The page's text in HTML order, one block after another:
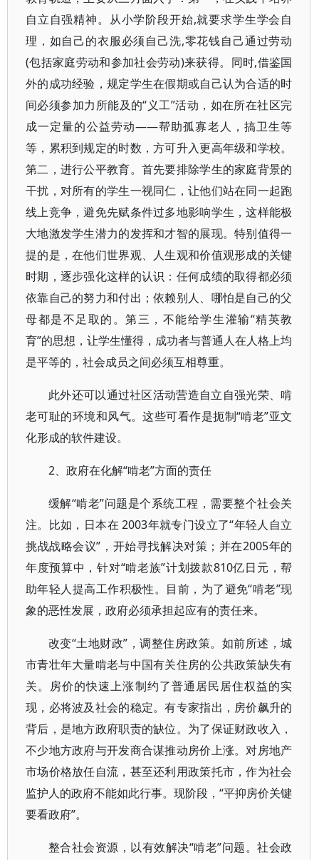
自立自强精神。从小学阶段开始,就要求学生学会自
理，如自己的衣服必须自己洗,零花钱自己通过劳动
(包括家庭劳动和参加社会劳动)来获得。同时,借鉴国
外的成功经验，规定学生在假期或自己认为合适的时
间必须参加力所能及的“义工”活动，如在所在社区完
成一定量的公益劳动――帮助孤寡老人，搞卫生等
等，累积到规定的时数，方可升入更高年级和学校。
第二，进行公平教育。首先要排除学生的家庭背景的
干扰，对所有的学生一视同仁，让他们站在同一起跑
线上竞争，避免先赋条件过多地影响学生，这样能极
大地激发学生潜力的发挥和才智的展现。特别值得一
提的是，在他们世界观、人生观和价值观形成的关键
时期，逐步强化这样的认识：任何成绩的取得都必须
依靠自己的努力和付出；依赖别人、哪怕是自己的父
母都是不足取的。第三，不能给学生灌输“精英教
育”的思想，让学生懂得，成功者与普通人在人格上均
是平等的，社会成员之间必须互相尊重。
此外还可以通过社区活动营造自立自强光荣、啃
老可耻的环境和风气。这些可看作是扼制“啃老”亚文
化形成的软件建设。
2、政府在化解“啃老”方面的责任
缓解“啃老”问题是个系统工程，需要整个社会关
注。比如，日本在 2003年就专门设立了“年轻人自立
挑战战略会议”，开始寻找解决对策；并在2005年的
年度预算中，针对“啃老族”计划拨款810亿日元，帮
助年轻人提高工作积极性。目前，为了避免“啃老”现
象的恶性发展，政府必须承担起应有的责任来。
改变“土地财政”，调整住房政策。如前所述，城
市青壮年大量啃老与中国有关住房的公共政策缺失有
关。房价的快速上涨制约了普通居民居住权益的实
现，必将波及社会的稳定。有专家指出，房价飙升的
背后，是地方政府职责的缺位。为了保证财政收入，
不少地方政府与开发商合谋推动房价上涨。对房地产
市场价格放任自流，甚至还利用政策托市，作为社会
监护人的政府不能如此行事。现阶段，“平抑房价关键
要看政府”。
整合社会资源，以有效解决“啃老”问题。社会政